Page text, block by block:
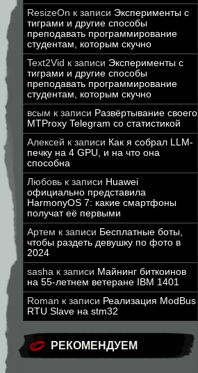
ResizeOn к записи Эксперименты с
тиграми и другие способы
преподавать программирование
студентам, которым скучно
Text2Vid к записи Эксперименты с
тиграми и другие способы
преподавать программирование
студентам, которым скучно
всым к записи Развёртывание своего
MTProxy Telegram со статистикой
Алексей к записи Как я собрал LLM-
печку на 4 GPU, и на что она
способна
Любовь к записи Huawei
официально представила
HarmonyOS 7: какие смартфоны
получат её первыми
Артем к записи Бесплатные боты,
чтобы раздеть девушку по фото в
2024
sasha к записи Майнинг биткоинов
на 55-летнем ветеране IBM 1401
Roman к записи Реализация ModBus
RTU Slave на stm32
РЕКОМЕНДУЕМ